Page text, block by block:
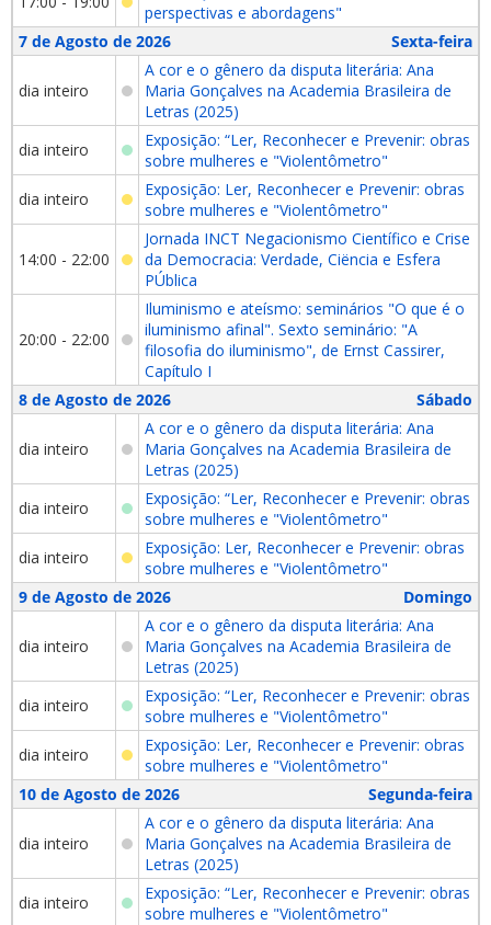
perspectivas e abordagens"
7 de Agosto de 2026
Sexta-feira
dia inteiro
A cor e o gênero da disputa literária: Ana
Maria Gonçalves na Academia Brasileira de
Letras (2025)
dia inteiro
Exposição: “Ler, Reconhecer e Prevenir: obras
sobre mulheres e "Violentômetro"
dia inteiro
Exposição: Ler, Reconhecer e Prevenir: obras
sobre mulheres e "Violentômetro"
14:00 - 22:00
Jornada INCT Negacionismo Científico e Crise
da Democracia: Verdade, Ciëncia e Esfera
PÚblica
20:00 - 22:00
Iluminismo e ateísmo: seminários "O que é o
iluminismo afinal". Sexto seminário: "A
filosofia do iluminismo", de Ernst Cassirer,
Capítulo I
8 de Agosto de 2026
Sábado
dia inteiro
A cor e o gênero da disputa literária: Ana
Maria Gonçalves na Academia Brasileira de
Letras (2025)
dia inteiro
Exposição: “Ler, Reconhecer e Prevenir: obras
sobre mulheres e "Violentômetro"
dia inteiro
Exposição: Ler, Reconhecer e Prevenir: obras
sobre mulheres e "Violentômetro"
9 de Agosto de 2026
Domingo
dia inteiro
A cor e o gênero da disputa literária: Ana
Maria Gonçalves na Academia Brasileira de
Letras (2025)
dia inteiro
Exposição: “Ler, Reconhecer e Prevenir: obras
sobre mulheres e "Violentômetro"
dia inteiro
Exposição: Ler, Reconhecer e Prevenir: obras
sobre mulheres e "Violentômetro"
10 de Agosto de 2026
Segunda-feira
dia inteiro
A cor e o gênero da disputa literária: Ana
Maria Gonçalves na Academia Brasileira de
Letras (2025)
dia inteiro
Exposição: “Ler, Reconhecer e Prevenir: obras
sobre mulheres e "Violentômetro"